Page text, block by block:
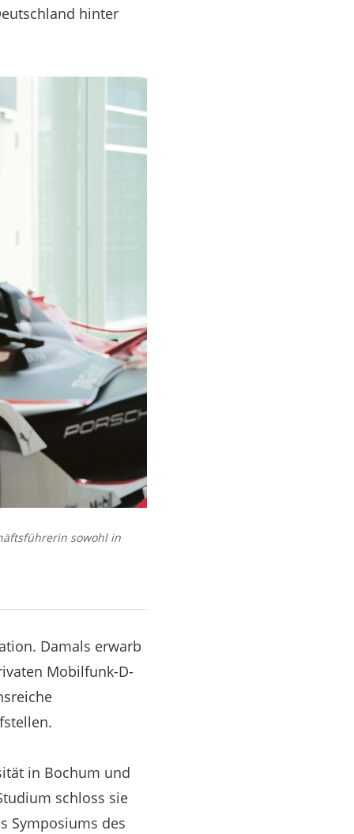
hinter
sowohl in
Damals erwarb
Mobilfunk-D-
in Bochum und
schloss sie
Symposiums des